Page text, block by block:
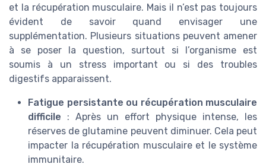
et la récupération musculaire. Mais il n’est pas toujours
évident de savoir quand envisager une
supplémentation. Plusieurs situations peuvent amener
à se poser la question, surtout si l’organisme est
soumis à un stress important ou si des troubles
digestifs apparaissent.
Fatigue persistante ou récupération musculaire
difficile : Après un effort physique intense, les
réserves de glutamine peuvent diminuer. Cela peut
impacter la récupération musculaire et le système
immunitaire.